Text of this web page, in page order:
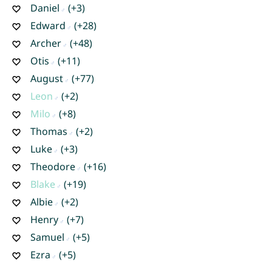
Daniel
(+3)
Edward
(+28)
Archer
(+48)
Otis
(+11)
August
(+77)
Leon
(+2)
Milo
(+8)
Thomas
(+2)
Luke
(+3)
Theodore
(+16)
Blake
(+19)
Albie
(+2)
Henry
(+7)
Samuel
(+5)
Ezra
(+5)